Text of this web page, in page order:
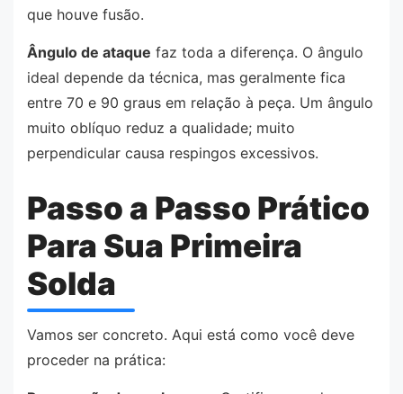
que houve fusão.
Ângulo de ataque faz toda a diferença. O ângulo
ideal depende da técnica, mas geralmente fica
entre 70 e 90 graus em relação à peça. Um ângulo
muito oblíquo reduz a qualidade; muito
perpendicular causa respingos excessivos.
Passo a Passo Prático
Para Sua Primeira
Solda
Vamos ser concreto. Aqui está como você deve
proceder na prática: